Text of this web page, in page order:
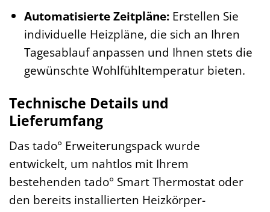
Automatisierte Zeitpläne:Erstellen Sie
individuelle Heizpläne, die sich an Ihren
Tagesablauf anpassen und Ihnen stets die
gewünschte Wohlfühltemperatur bieten.
Technische Details und
Lieferumfang
Das tado° Erweiterungspack wurde
entwickelt, um nahtlos mit Ihrem
bestehenden tado° Smart Thermostat oder
den bereits installierten Heizkörper-